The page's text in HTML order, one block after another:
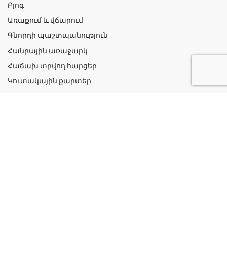
Բլոգ
Առաքում և վճարում
Գնորդի պաշտպանություն
Հանրային առաջարկ
Հաճախ տրվող հարցեր
Կուտակային քարտեր